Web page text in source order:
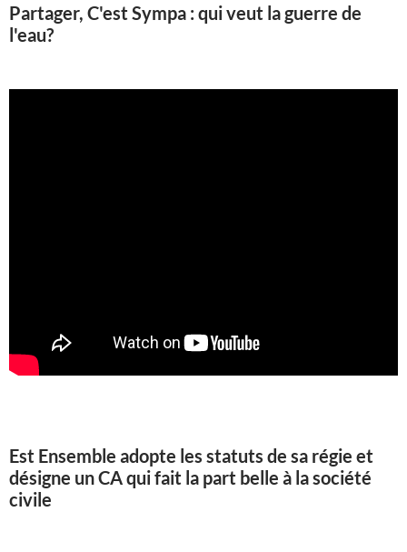
Partager, C'est Sympa : qui veut la guerre de
l'eau?
Est Ensemble adopte les statuts de sa régie et
désigne un CA qui fait la part belle à la société
civile